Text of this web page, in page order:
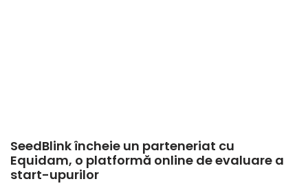
SeedBlink încheie un parteneriat cu
Equidam, o platformă online de evaluare a
start-upurilor